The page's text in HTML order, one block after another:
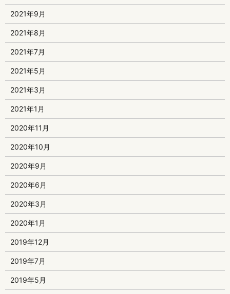
2021年9月
2021年8月
2021年7月
2021年5月
2021年3月
2021年1月
2020年11月
2020年10月
2020年9月
2020年6月
2020年3月
2020年1月
2019年12月
2019年7月
2019年5月